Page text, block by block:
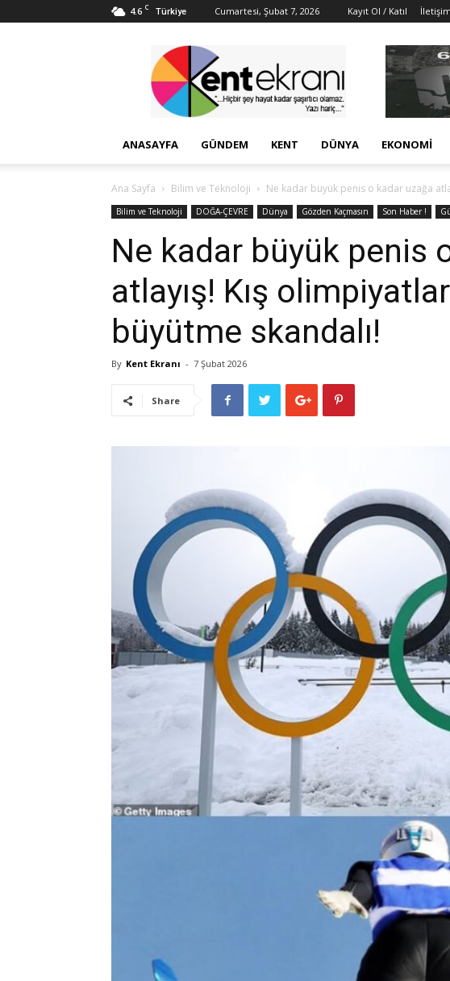
4.6 C Türkiye Cumartesi, Şubat 7, 2026 Kayıt Ol / Katıl İletişim
Ekranı
ANASAYFA GÜNDEM KENT DÜNYA EKONOMI
Ana Sayfa Bilim ve Teknoloji Ne kadar büyük penis o kadar uzağa
Bilim ve Teknoloji DOĞA-ÇEVRE Dünya Gözden Kaçmasın Son Haber !
Ne kadar büyük penis
atlayış! Kış
büyütme skandalı!
By Kent Ekranı - 7 Şubat 2026
Share